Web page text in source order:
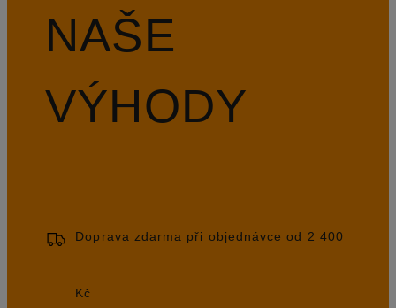
NAŠE
VÝHODY
Doprava zdarma při objednávce od 2 400
Kč